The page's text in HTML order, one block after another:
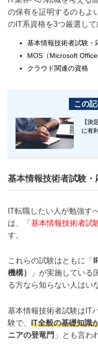
の保有を証明するのもよ
のIT系資格を3つ厳選して
基本情報技術者試験・
MOS（Microsoft Office
クラウド関連の資格
この
【決
に有
基本情報技術者試験
IT転職したい人が勉強す
は、「 基本情報技術者試
す。
これらの試験はともに「
機構）
」が実施している
る方なら知らない人はい
基本情報技術者試験はIT
験で、 IT全般の基礎知識
ニアの登竜門 」とも言わ